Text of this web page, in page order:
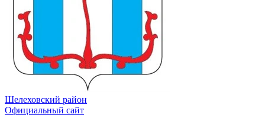
Шелеховский район
Официальный сайт